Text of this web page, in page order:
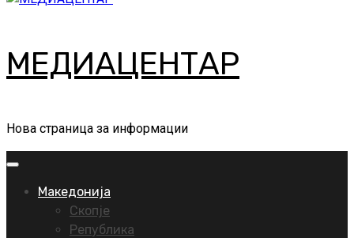
МЕДИАЦЕНТАР
Нова страница за информации
Primary
Македонија
Скопје
Република